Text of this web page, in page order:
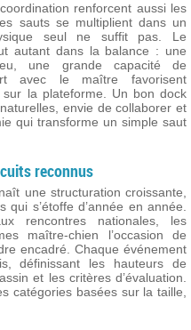
renforcent aussi les
sauts se multiplient dans un
seul ne suffit pas. Le
autant dans la balance : une
une grande capacité de
avec le maître favorisent
sur la plateforme. Un bon dock
envie de collaborer et
qui transforme un simple saut
reconnus
une structuration croissante,
s’étoffe d’année en année.
rencontres nationales, les
maître-chien l’occasion de
encadré. Chaque événement
définissant les hauteurs de
et les critères d’évaluation.
catégories basées sur la taille,